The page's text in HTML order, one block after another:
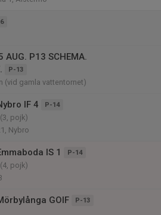
AUG. P13 SCHEMA.
P-13
(vid gamla vattentornet)
IF 4 P-14
pojk)
Nybro
IS 1 P-14
pojk)
GOIF P-13